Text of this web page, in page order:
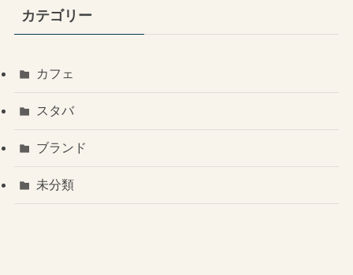
カテゴリー
カフェ
スタバ
ブランド
未分類